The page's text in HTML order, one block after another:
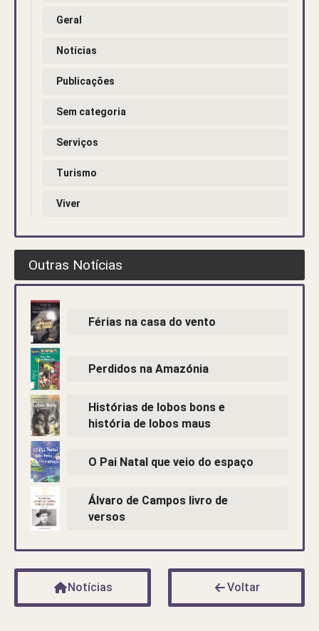
Geral
Notícias
Publicações
Sem categoria
Serviços
Turismo
Viver
Outras Notícias
Férias na casa do vento
Perdidos na Amazónia
Histórias de lobos bons e
história de lobos maus
O Pai Natal que veio do espaço
Álvaro de Campos livro de
versos
Notícias Voltar